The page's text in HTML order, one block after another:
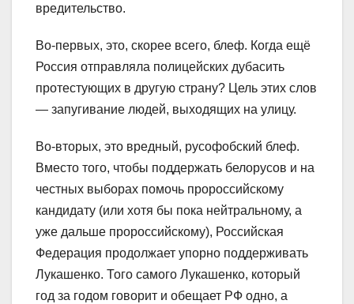
вредительство.
Во-первых, это, скорее всего, блеф. Когда ещё
Россия отправляла полицейских дубасить
протестующих в другую страну? Цель этих слов
— запугивание людей, выходящих на улицу.
Во-вторых, это вредный, русофобский блеф.
Вместо того, чтобы поддержать белорусов и на
честных выборах помочь пророссийскому
кандидату (или хотя бы пока нейтральному, а
уже дальше пророссийскому), Российская
Федерация продолжает упорно поддерживать
Лукашенко. Того самого Лукашенко, который
год за годом говорит и обещает РФ одно, а